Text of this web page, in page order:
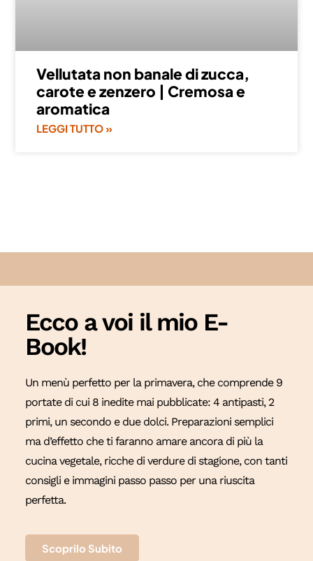
Vellutata non banale di zucca,
carote e zenzero | Cremosa e
aromatica
LEGGI TUTTO »
Ecco a voi il mio E-
Book!
Un menù perfetto per la primavera, che comprende 9
portate di cui 8 inedite mai pubblicate: 4 antipasti, 2
primi, un secondo e due dolci. Preparazioni semplici
ma d’effetto che ti faranno amare ancora di più la
cucina vegetale, ricche di verdure di stagione, con tanti
consigli e immagini passo passo per una riuscita
perfetta.
Scoprilo Subito